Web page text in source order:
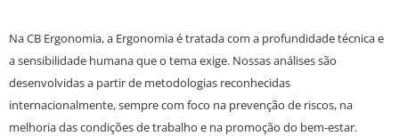
Na CB Ergonomia, a Ergonomia é tratada com a profundidade técnica e
a sensibilidade humana que o tema exige. Nossas análises são
desenvolvidas a partir de metodologias reconhecidas
internacionalmente, sempre com foco na prevenção de riscos, na
melhoria das condições de trabalho e na promoção do bem-estar.